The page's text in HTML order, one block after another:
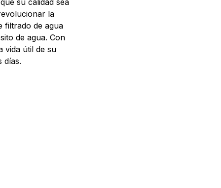
su calidad sea
la
filtrado de agua
de agua. Con
vida útil de su
días.